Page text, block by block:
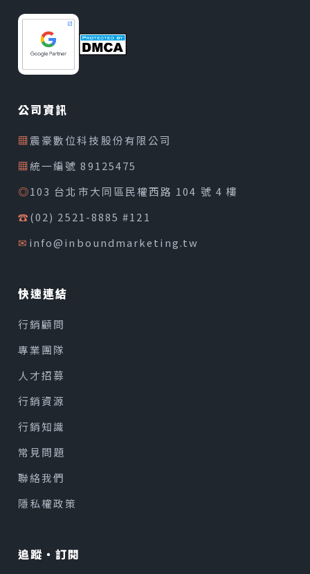
公司資訊
▦震豪數位科技股份有限公司
▦統一編號 89125475
◎103 台北市大同區民權西路 104 號 4 樓
☎(02) 2521-8885 #121
✉ info@inboundmarketing.tw
快速連結
行銷顧問
專業團隊
人才招募
行銷資源
行銷知識
常見問題
聯絡我們
隱私權政策
追蹤・訂閱